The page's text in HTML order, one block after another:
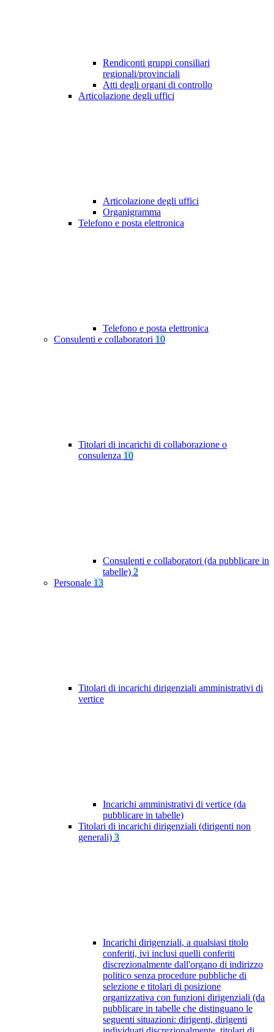
Rendiconti gruppi consiliari
regionali/provinciali
Atti degli organi di controllo
Articolazione degli uffici
Articolazione degli uffici
Organigramma
Telefono e posta elettronica
Telefono e posta elettronica
Consulenti e collaboratori 10
Titolari di incarichi di collaborazione o
consulenza 10
Consulenti e collaboratori (da pubblicare in
tabelle) 2
Personale 13
Titolari di incarichi dirigenziali amministrativi di
vertice
Incarichi amministrativi di vertice (da
pubblicare in tabelle)
Titolari di incarichi dirigenziali (dirigenti non
generali) 3
Incarichi dirigenziali, a qualsiasi titolo
conferiti, ivi inclusi quelli conferiti
discrezionalmente dall'organo di indirizzo
politico senza procedure pubbliche di
selezione e titolari di posizione
organizzativa con funzioni dirigenziali (da
pubblicare in tabelle che distinguano le
seguenti situazioni: dirigenti, dirigenti